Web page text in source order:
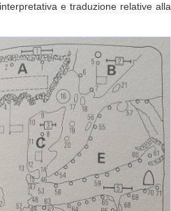
e traduzione relative alla